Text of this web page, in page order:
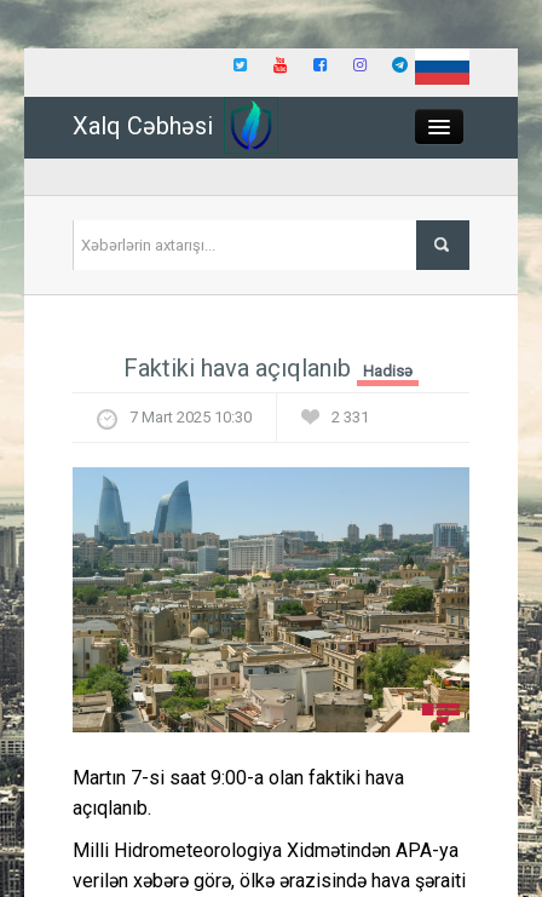
Xalq Cəbhəsi
İqtisadiyyat
Güney Azərbaycan
Mədəniyyət
Müsahibə
Gündəm
Faktiki hava açıqlanıb Hadisə
7 Mart 2025 10:30 2 331
Martın 7-si saat 9:00-a olan faktiki hava
açıqlanıb.
Milli Hidrometeorologiya Xidmətindən APA-ya
verilən xəbərə görə, ölkə ərazisində hava şəraiti